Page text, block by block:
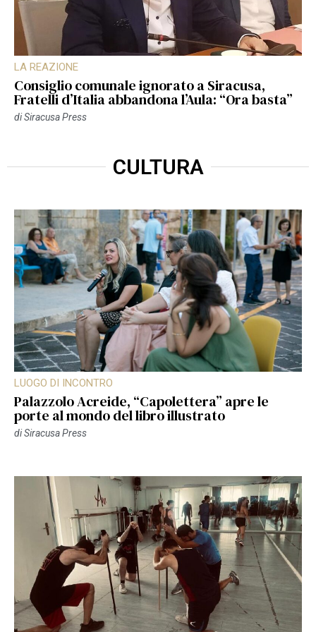
LA REAZIONE
Consiglio comunale ignorato a Siracusa,
Fratelli d’Italia abbandona l’Aula: “Ora basta”
diSiracusa Press
CULTURA
LUOGO DI INCONTRO
Palazzolo Acreide, “Capolettera” apre le
porte al mondo del libro illustrato
diSiracusa Press